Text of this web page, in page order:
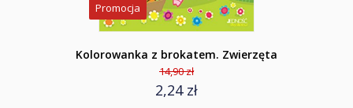
Promocja
Kolorowanka z brokatem. Zwierzęta
14,90 zł
2,24 zł